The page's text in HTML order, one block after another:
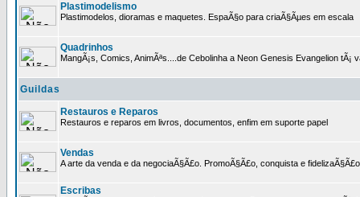
Plastimodelismo
Plastimodelos, dioramas e maquetes. EspaÃ§o para criaÃ§Ãµes em escala
Quadrinhos
MangÃ¡s, Comics, AnimÃªs....de Cebolinha a Neon Genesis Evangelion tÃ¡
Guildas
Restauros e Reparos
Restauros e reparos em livros, documentos, enfim em suporte papel
Vendas
A arte da venda e da negociaÃ§Ã£o. PromoÃ§Ã£o, conquista e
Escribas